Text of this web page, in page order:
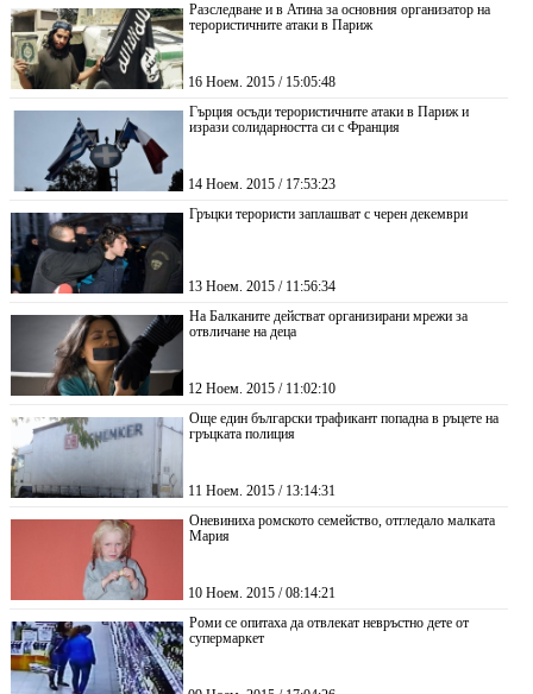
Разследване и в Атина за основния организатор на
терористичните атаки в Париж
16 Ноем. 2015 / 15:05:48
Гърция осъди терористичните атаки в Париж и
изрази солидарността си с Франция
14 Ноем. 2015 / 17:53:23
Гръцки терористи заплашват с черен декември
13 Ноем. 2015 / 11:56:34
На Балканите действат организирани мрежи за
отвличане на деца
12 Ноем. 2015 / 11:02:10
Още един български трафикант попадна в ръцете на
гръцката полиция
11 Ноем. 2015 / 13:14:31
Оневиниха ромското семейство, отгледало малката
Мария
10 Ноем. 2015 / 08:14:21
Роми се опитаха да отвлекат невръстно дете от
супермаркет